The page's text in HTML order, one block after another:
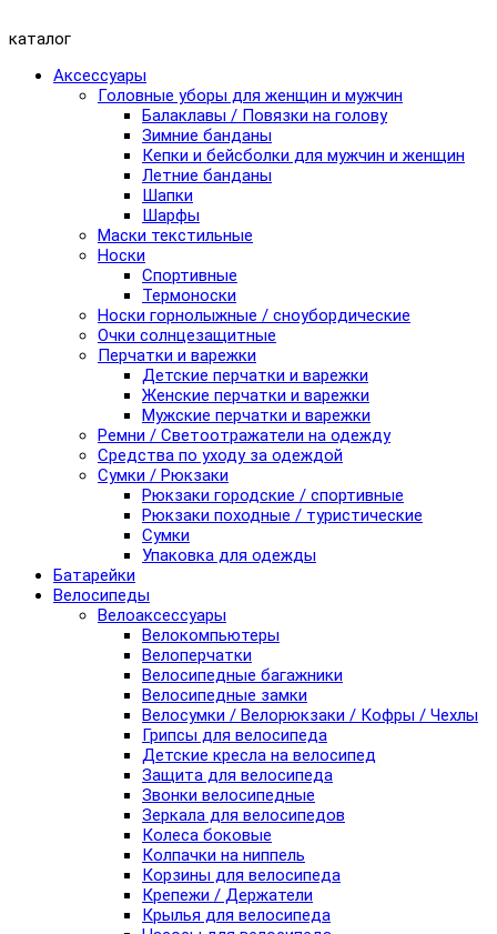
каталог
Аксессуары
Головные уборы для женщин и мужчин
Балаклавы / Повязки на голову
Зимние банданы
Кепки и бейсболки для мужчин и женщин
Летние банданы
Шапки
Шарфы
Маски текстильные
Носки
Спортивные
Термоноски
Носки горнолыжные / сноубордические
Очки солнцезащитные
Перчатки и варежки
Детские перчатки и варежки
Женские перчатки и варежки
Мужские перчатки и варежки
Ремни / Светоотражатели на одежду
Средства по уходу за одеждой
Сумки / Рюкзаки
Рюкзаки городские / спортивные
Рюкзаки походные / туристические
Сумки
Упаковка для одежды
Батарейки
Велосипеды
Велоаксессуары
Велокомпьютеры
Велоперчатки
Велосипедные багажники
Велосипедные замки
Велосумки / Велорюкзаки / Кофры / Чехлы
Грипсы для велосипеда
Детские кресла на велосипед
Защита для велосипеда
Звонки велосипедные
Зеркала для велосипедов
Колеса боковые
Колпачки на ниппель
Корзины для велосипеда
Крепежи / Держатели
Крылья для велосипеда